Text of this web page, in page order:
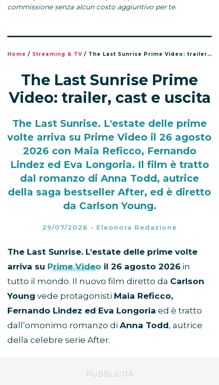
26,00 EUR 24,70 EUR
uno di questi link e fai un acquisto, potremmo ricevere una
commissione senza alcun costo aggiuntivo per te.
Home Streaming & TV /The Last Sunrise Prime Video: trailer, cast e uscita
The Last Sunrise Prime
Video: trailer, cast e uscita
The Last Sunrise. L'estate delle prime
2026 con Maia Reficco, Fernando
dal romanzo di Anna Todd, autrice
della saga bestseller After, ed è diretto
da Carlson Young.
29/07/2026 Eleonora Redazione
The Last Sunrise. L’estate delle prime volte
arriva suPrime Videoil 26 agosto 2026
vede protagonistiMaia Reficco,